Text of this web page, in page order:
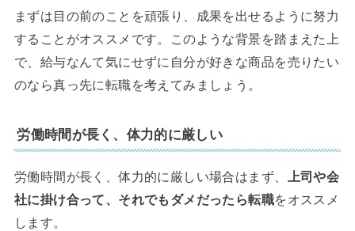
まずは目の前のことを頑張り、成果を出せるように努力
することがオススメです。このような背景を踏まえた上
で、給与なんて気にせずに自分が好きな商品を売りたい
のなら真っ先に転職を考えてみましょう。
労働時間が長く、体力的に厳しい
労働時間が長く、体力的に厳しい場合はまず、
上司や会
社に掛け合って、それでもダメだったら転職をオススメ
します。